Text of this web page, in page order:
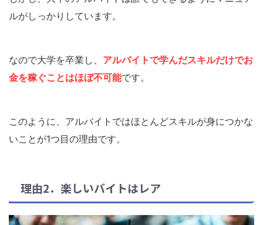
ルがしっかりしています。
なので大学を卒業し、 アルバイトで学んだスキルだけでお
金を稼ぐことはほぼ不可能です。
このように、アルバイトではほとんどスキルが身につかな
いことが1つ目の理由です。
理由2．楽しいバイトはレア